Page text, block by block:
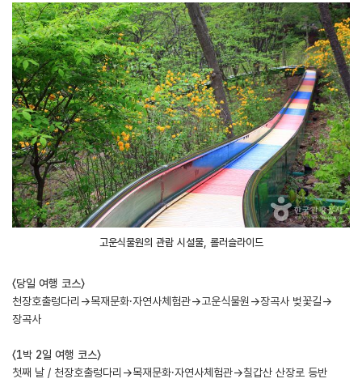
고운식물원의 관람 시설물, 롤러슬라이드
〈당일 여행 코스〉
천장호출렁다리→목재문화·자연사체험관→고운식물원→장곡사 벚꽃길→
장곡사
〈1박 2일 여행 코스〉
첫째 날 / 천장호출렁다리→목재문화·자연사체험관→칠갑산 산장로 등반